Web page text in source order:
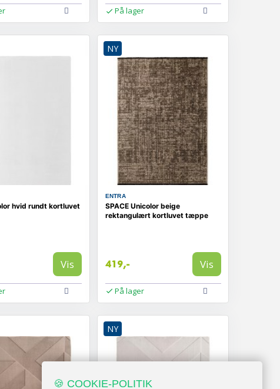
På lager
hvid rundt kortluvet
Vis
NY
ENTRA
SPACE Unicolor beige
rektangulært kortluvet tæppe
419,- Vis
På lager
NY
🍪 COOKIE-POLITIK